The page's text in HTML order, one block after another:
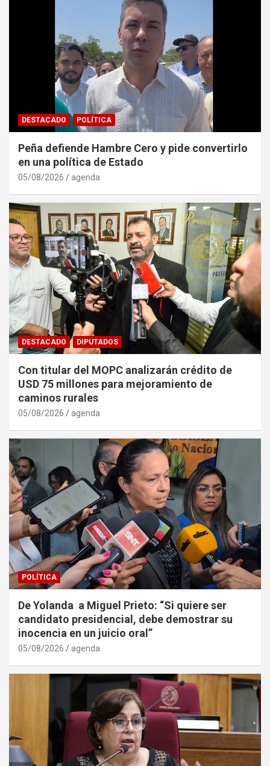
DESTACADO POLÍTICA
Peña defiende Hambre Cero y pide convertirlo
en una política de Estado
05/08/2026 agenda
DESTACADO DIPUTADOS
Con titular del MOPC analizarán crédito de
USD 75 millones para mejoramiento de
caminos rurales
05/08/2026 agenda
POLÍTICA
De Yolanda a Miguel Prieto: “Si quiere ser
candidato presidencial, debe demostrar su
inocencia en un juicio oral”
05/08/2026 agenda